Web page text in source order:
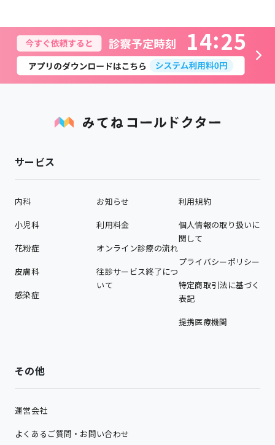
14 25
サービス
内科
小児科
花粉症
皮膚科
感染症
お知らせ
利用料金
オンライン診療の流れ
往診サービス終了につ
いて
利用規約
個人情報の取り扱いに
関して
プライバシーポリシー
特定商取引法に基づく
表記
提携医療機関
その他
運営会社
よくあるご質問・お問い合わせ